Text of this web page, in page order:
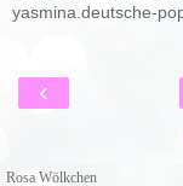
yasmina.deutsche-
‹
Rosa Wölkchen